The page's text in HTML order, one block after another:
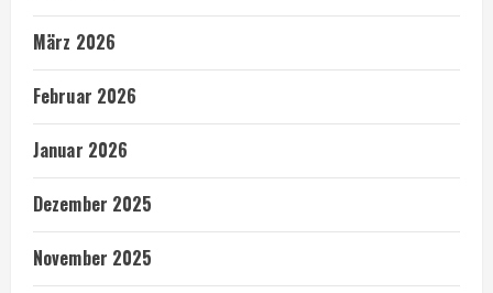
März 2026
Februar 2026
Januar 2026
Dezember 2025
November 2025